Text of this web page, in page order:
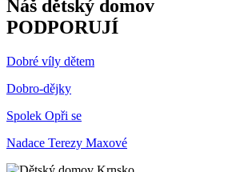
Náš dětský domov
PODPORUJÍ
Dobré víly dětem
Dobro-dějky
Spolek Opři se
Nadace Terezy Maxové